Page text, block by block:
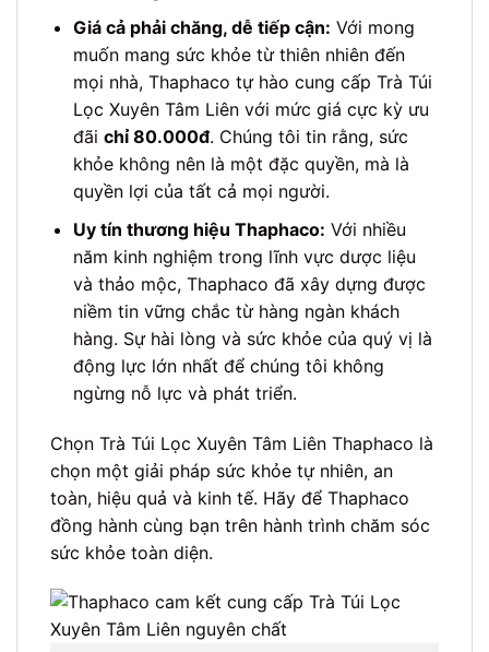
Giá cả phải chăng, dễ tiếp cận: Với mong
muốn mang sức khỏe từ thiên nhiên đến
mọi nhà, Thaphaco tự hào cung cấp Trà Túi
Lọc Xuyên Tâm Liên với mức giá cực kỳ ưu
đãi chỉ 80.000đ. Chúng tôi tin rằng, sức
khỏe không nên là một đặc quyền, mà là
quyền lợi của tất cả mọi người.
Uy tín thương hiệu Thaphaco: Với nhiều
năm kinh nghiệm trong lĩnh vực dược liệu
và thảo mộc, Thaphaco đã xây dựng được
niềm tin vững chắc từ hàng ngàn khách
hàng. Sự hài lòng và sức khỏe của quý vị là
động lực lớn nhất để chúng tôi không
ngừng nỗ lực và phát triển.
Chọn Trà Túi Lọc Xuyên Tâm Liên Thaphaco là
chọn một giải pháp sức khỏe tự nhiên, an
toàn, hiệu quả và kinh tế. Hãy để Thaphaco
đồng hành cùng bạn trên hành trình chăm sóc
sức khỏe toàn diện.